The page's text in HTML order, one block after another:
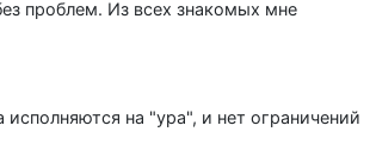
проблем. Из всех знакомых мне
на "ура", и нет ограничений